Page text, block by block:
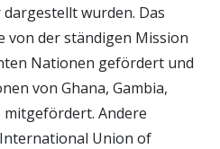
wurden. Das
von der ständigen Mission
Nationen gefördert und
von Ghana, Gambia,
mitgefördert. Andere
Union of